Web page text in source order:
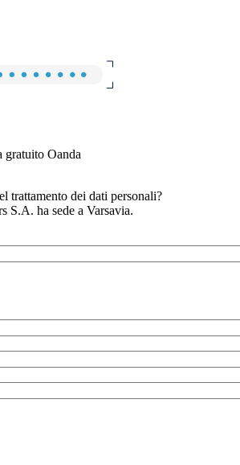
Oanda
trattamento dei dati personali?
ha sede a Varsavia.